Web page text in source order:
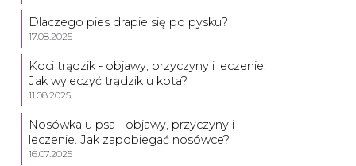
Dlaczego pies drapie się po pysku?
17.08.2025
Koci trądzik - objawy, przyczyny i leczenie.
Jak wyleczyć trądzik u kota?
11.08.2025
Nosówka u psa - objawy, przyczyny i
leczenie. Jak zapobiegać nosówce?
16.07.2025